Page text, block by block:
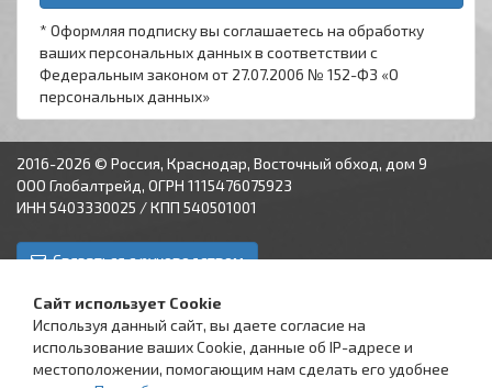
* Оформляя подписку вы соглашаетесь на обработку
ваших персональных данных в соответствии с
Федеральным законом от 27.07.2006 № 152-ФЗ «О
персональных данных»
2016-2026 © Россия, Краснодар, Восточный обход, дом 9
ООО Глобалтрейд, ОГРН 1115476075923
ИНН 5403330025 / КПП 540501001
Связаться с руководством
Сайт использует Cookie
Используя данный сайт, вы даете согласие на
использование ваших Cookie, данные об IP-адресе и
местоположении, помогающим нам сделать его удобнее